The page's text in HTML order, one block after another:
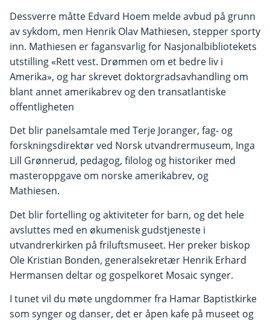
Dessverre måtte Edvard Hoem melde avbud på grunn
av sykdom, men Henrik Olav Mathiesen, stepper sporty
inn. Mathiesen er fagansvarlig for Nasjonalbibliotekets
utstilling «Rett vest. Drømmen om et bedre liv i
Amerika», og har skrevet doktorgradsavhandling om
blant annet amerikabrev og den transatlantiske
offentligheten
Det blir panelsamtale med Terje Joranger, fag- og
forskningsdirektør ved Norsk utvandrermuseum, Inga
Lill Grønnerud, pedagog, filolog og historiker med
masteroppgave om norske amerikabrev, og
Mathiesen.
Det blir fortelling og aktiviteter for barn, og det hele
avsluttes med en økumenisk gudstjeneste i
utvandrerkirken på friluftsmuseet. Her preker biskop
Ole Kristian Bonden, generalsekretær Henrik Erhard
Hermansen deltar og gospelkoret Mosaic synger.
I tunet vil du møte ungdommer fra Hamar Baptistkirke
som synger og danser, det er åpen kafe på museet og